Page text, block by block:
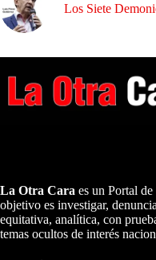
Los Siete
La Otra Cara es un Portal
objetivo es investigar,
equitativa, analítica, con
temas ocultos de interés